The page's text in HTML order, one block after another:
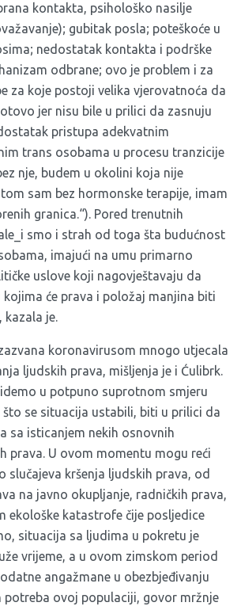
kontakta, psihološko nasilje
gubitak posla; poteškoće u
nedostatak kontakta i podrške
odbrane; ovo je problem i za
za koje postoji velika vjerovatnoća da
jer nisu bile u prilici da zasnuju
pristupa adekvatnim
trans osobama u procesu tranzicije
nje, budem u okolini koja nije
sam bez hormonske terapije, imam
granica.“). Pored trenutnih
smo i strah od toga šta budućnost
imajući na umu primarno
uslove koji nagovještavaju da
kojima će prava i položaj manjina biti
kazala je.
koronavirusom mnogo utjecala
ljudskih prava, mišljenja je i Ćulibrk.
u potpuno suprotnom smjeru
što se situacija ustabili, biti u prilici da
sa isticanjem nekih osnovnih
prava. U ovom momentu mogu reći
slučajeva kršenja ljudskih prava, od
na javno okupljanje, radničkih prava,
ekološke katastrofe čije posljedice
situacija sa ljudima u pokretu je
vrijeme, a u ovom zimskom period
angažmane u obezbjeđivanju
potreba ovoj populaciji, govor mržnje